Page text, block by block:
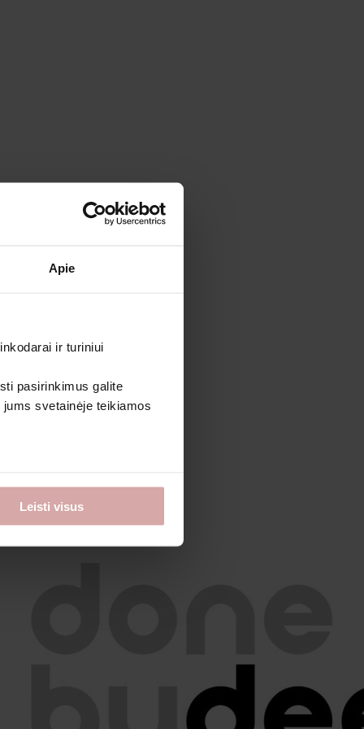
Apie
ir turiniui
pasirinkimus galite
svetainėje teikiamos
Leisti visus